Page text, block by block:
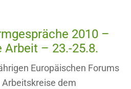
2010 –
Arbeit – 23.-25.8.
Europäischen Forums
dem